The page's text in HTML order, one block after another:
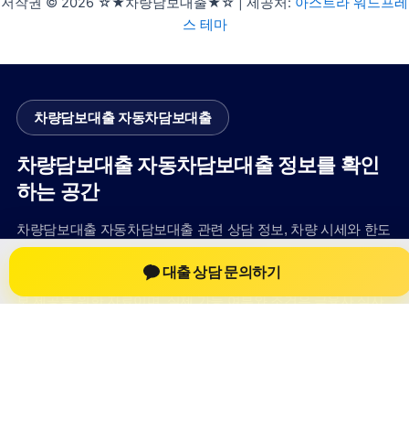
스 테마
차량담보대출 자동차담보대출
차량담보대출 자동차담보대출 정보를 확인
하는 공간
차량담보대출 자동차담보대출 관련 상담 정보, 차량 시세와 한도
확인 기준, 대출 선택 시 참고할 수 있는 내용을 jiesuoji.org 안에
서 확인할 수 있도록 구성했습니다. 본 사이트의 내용은 일반 정
보 제공을 위한 자료이며, 실제 가능 여부와 조건은 금융사 심사
대출 상담 문의하기